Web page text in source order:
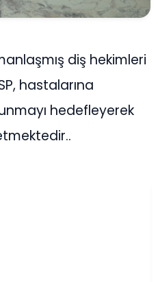
diş hekimleri
hastalarına
hedefleyerek